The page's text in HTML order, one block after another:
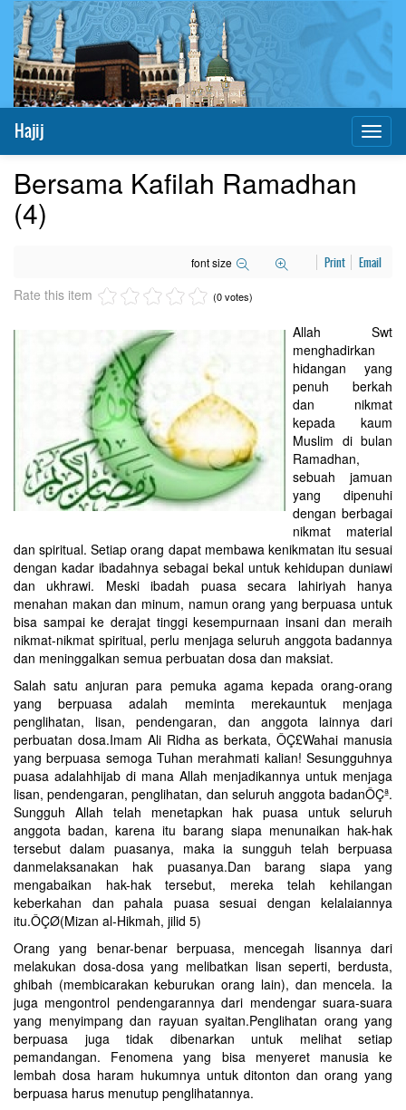
Hajij
Bersama Kafilah Ramadhan
(4)
font size Print Email
Rate this item (0 votes)
Allah Swt
menghadirkan
hidangan yang
penuh berkah
dan nikmat
kepada kaum
Muslim di bulan
Ramadhan,
sebuah jamuan
yang dipenuhi
dengan berbagai
nikmat material
dan spiritual. Setiap orang dapat membawa kenikmatan itu sesuai
dengan kadar ibadahnya sebagai bekal untuk kehidupan duniawi
dan ukhrawi. Meski ibadah puasa secara lahiriyah hanya
menahan makan dan minum, namun orang yang berpuasa untuk
bisa sampai ke derajat tinggi kesempurnaan insani dan meraih
nikmat-nikmat spiritual, perlu menjaga seluruh anggota badannya
dan meninggalkan semua perbuatan dosa dan maksiat.
Salah satu anjuran para pemuka agama kepada orang-orang
yang berpuasa adalah meminta merekauntuk menjaga
penglihatan, lisan, pendengaran, dan anggota lainnya dari
perbuatan dosa.Imam Ali Ridha as berkata, ÔÇ£Wahai manusia
yang berpuasa semoga Tuhan merahmati kalian! Sesungguhnya
puasa adalahhijab di mana Allah menjadikannya untuk menjaga
lisan, pendengaran, penglihatan, dan seluruh anggota badanÔÇª.
Sungguh Allah telah menetapkan hak puasa untuk seluruh
anggota badan, karena itu barang siapa menunaikan hak-hak
tersebut dalam puasanya, maka ia sungguh telah berpuasa
danmelaksanakan hak puasanya.Dan barang siapa yang
mengabaikan hak-hak tersebut, mereka telah kehilangan
keberkahan dan pahala puasa sesuai dengan kelalaiannya
itu.ÔÇØ(Mizan al-Hikmah, jilid 5)
Orang yang benar-benar berpuasa, mencegah lisannya dari
melakukan dosa-dosa yang melibatkan lisan seperti, berdusta,
ghibah (membicarakan keburukan orang lain), dan mencela. Ia
juga mengontrol pendengarannya dari mendengar suara-suara
yang menyimpang dan rayuan syaitan.Penglihatan orang yang
berpuasa juga tidak dibenarkan untuk melihat setiap
pemandangan. Fenomena yang bisa menyeret manusia ke
lembah dosa haram hukumnya untuk ditonton dan orang yang
berpuasa harus menutup penglihatannya.